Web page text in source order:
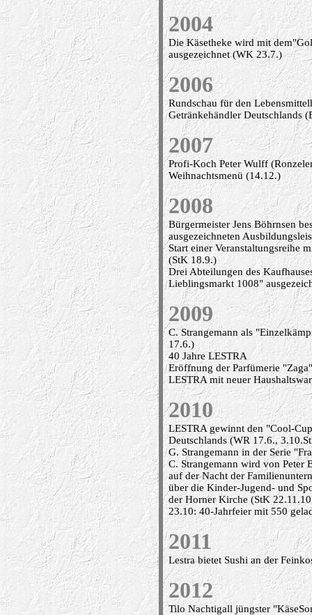
2004
Die Käsetheke wird mit
ausgezeichnet (WK 23.7.)
2006
Rundschau für den
Getränkehändler Deutschlands
2007
Profi-Koch Peter Wulff
Weihnachtsmenü (14.12.)
2008
Bürgermeister Jens Böhrnsen
ausgezeichneten
Start einer Veranstaltungsreihe
(StK 18.9.)
Drei Abteilungen des
Lieblingsmarkt 1008"
2009
C. Strangemann als
17.6.)
40 Jahre LESTRA
Eröffnung der Parfümerie
LESTRA mit neuer
2010
LESTRA gewinnt den "Cool-
Deutschlands (WR 17.6.,
G. Strangemann in der Serie
C. Strangemann wird von Peter
auf der Nacht der
über die Kinder-Jugend- und
der Horner Kirche (StK
23.10: 40-Jahrfeier mit 550
2011
Lestra bietet Sushi an der
2012
Tilo Nachtigall jüngster